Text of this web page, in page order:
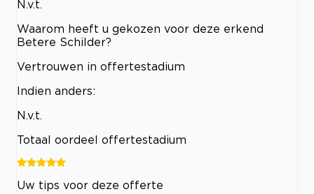
N.v.t.
Waarom heeft u gekozen voor deze erkend
Betere Schilder?
Vertrouwen in offertestadium
Indien anders:
N.v.t.
Totaal oordeel offertestadium
Uw tips voor deze offerte